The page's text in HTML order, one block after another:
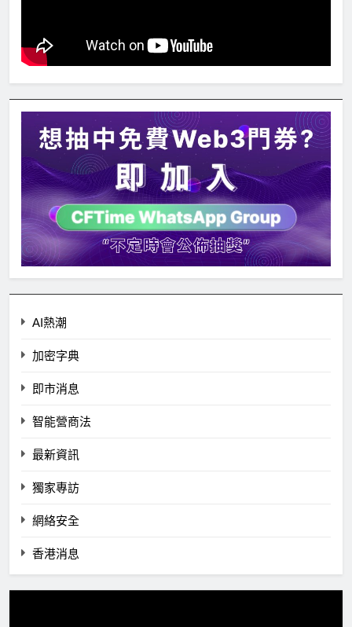
AI熱潮
加密字典
即市消息
智能營商法
最新資訊
獨家專訪
網絡安全
香港消息